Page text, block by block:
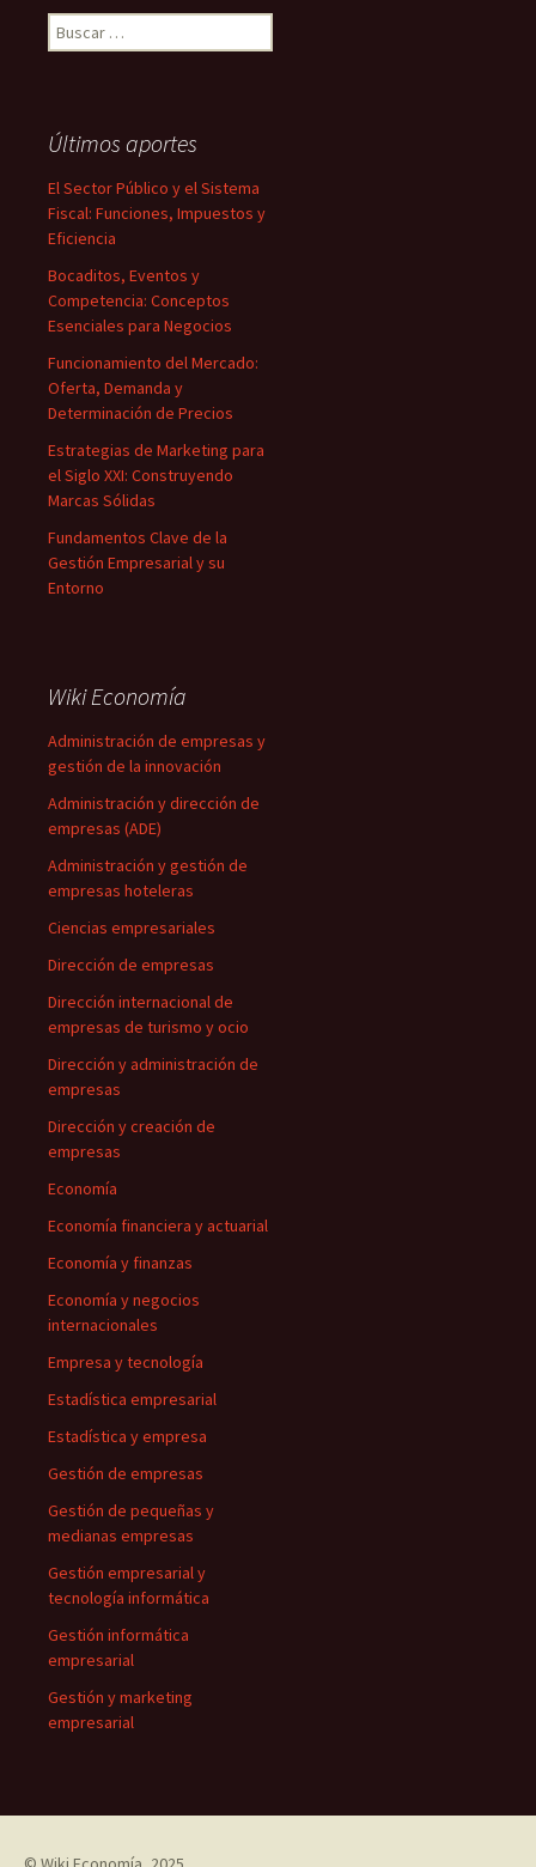
Buscar:
Últimos aportes
El Sector Público y el Sistema
Fiscal: Funciones, Impuestos y
Eficiencia
Bocaditos, Eventos y
Competencia: Conceptos
Esenciales para Negocios
Funcionamiento del Mercado:
Oferta, Demanda y
Determinación de Precios
Estrategias de Marketing para
el Siglo XXI: Construyendo
Marcas Sólidas
Fundamentos Clave de la
Gestión Empresarial y su
Entorno
Wiki Economía
Administración de empresas y
gestión de la innovación
Administración y dirección de
empresas (ADE)
Administración y gestión de
empresas hoteleras
Ciencias empresariales
Dirección de empresas
Dirección internacional de
empresas de turismo y ocio
Dirección y administración de
empresas
Dirección y creación de
empresas
Economía
Economía financiera y actuarial
Economía y finanzas
Economía y negocios
internacionales
Empresa y tecnología
Estadística empresarial
Estadística y empresa
Gestión de empresas
Gestión de pequeñas y
medianas empresas
Gestión empresarial y
tecnología informática
Gestión informática
empresarial
Gestión y marketing
empresarial